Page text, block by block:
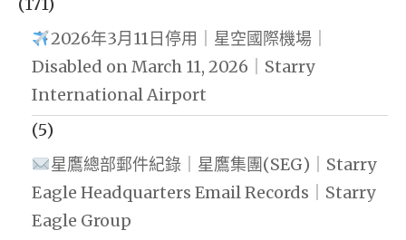
(171)
2026年3月11日停用｜星空國際機場｜
Disabled on March 11, 2026｜Starry
International Airport
(5)
星鷹總部郵件紀錄｜星鷹集團(SEG)｜Starry
Eagle Headquarters Email Records｜Starry
Eagle Group